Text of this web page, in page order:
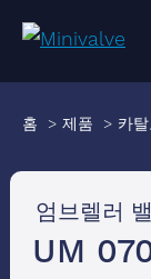
홈 제품 카
엄브렐러
UM